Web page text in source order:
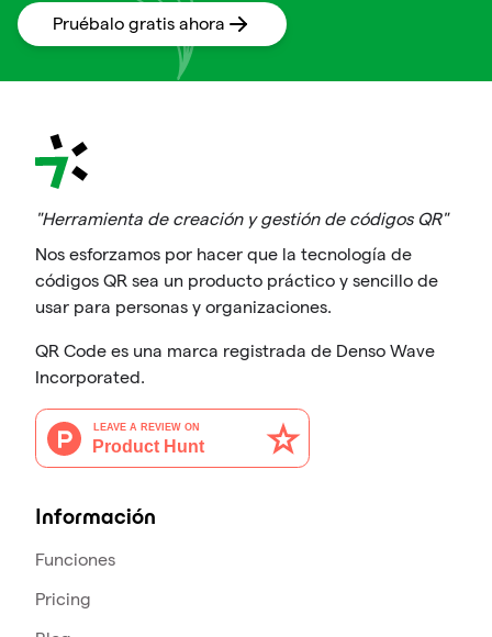
Pruébalo gratis ahora
"Herramienta de creación y gestión de códigos QR"
Nos esforzamos por hacer que la tecnología de
códigos QR sea un producto práctico y sencillo de
usar para personas y organizaciones.
QR Code es una marca registrada de Denso Wave
Incorporated.
Información
Funciones
Pricing